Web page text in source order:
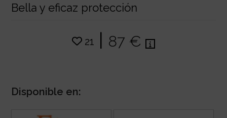
Bella y eficaz protección
21 | 87 €
Disponible en: